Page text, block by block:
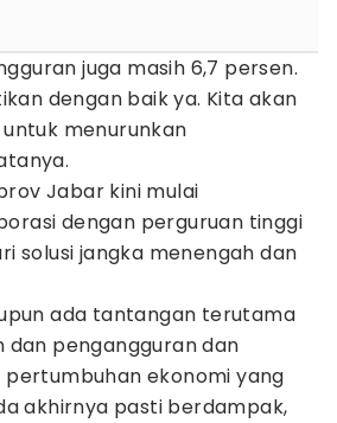
juga masih 6,7 persen.
dengan baik ya. Kita akan
menurunkan
Jabar kini mulai
dengan perguruan tinggi
solusi jangka menengah dan
ada tantangan terutama
dan pengangguran dan
pertumbuhan ekonomi yang
akhirnya pasti berdampak,